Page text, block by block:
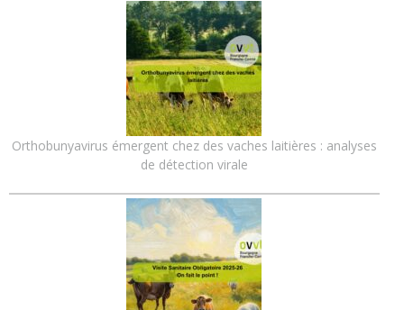
Orthobunyavirus émergent chez des vaches laitières : analyses
de détection virale